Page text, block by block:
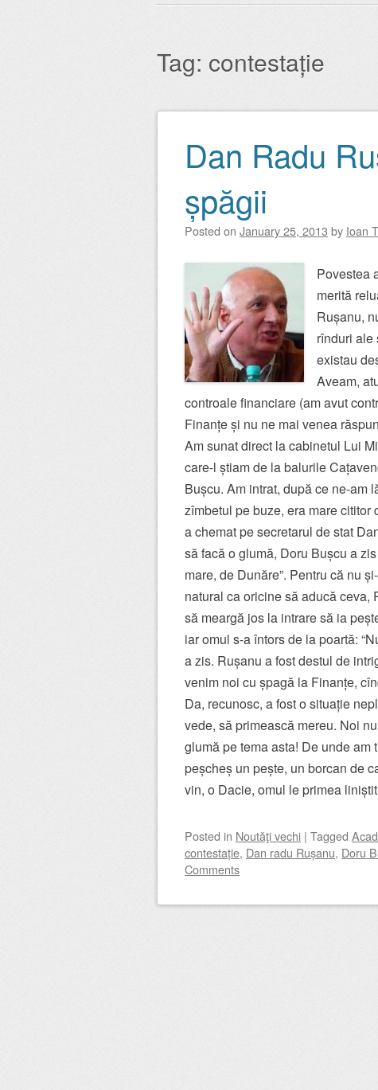
Tag: contestație
Post navigation
Dan Radu
șpăgii
Posted on January 25, 2013 by Ioan
Povestea
merită
Rușanu,
rînduri ale
existau
Aveam,
controale financiare (am avut
Finanțe și nu ne mai venea
Am sunat direct la cabinetul Lui
care-l știam de la balurile
Bușcu. Am intrat, după ce ne-am
zîmbetul pe buze, era mare
a chemat pe secretarul de stat
să facă o glumă, Doru Bușcu a
mare, de Dunăre”. Pentru că nu
natural ca oricine să aducă ceva,
să meargă jos la intrare să ia
iar omul s-a întors de la poartă:
a zis. Rușanu a fost destul de
venim noi cu șpagă la Finanțe,
Da, recunosc, a fost o situație
vede, să primească mereu. Noi
glumă pe tema asta! De unde
peșcheș un pește, un borcan de
vin, o Dacie, omul le primea
Posted in Noutăţi vechi | Tagged
contestație, Dan radu Rușanu, Doru
Comments